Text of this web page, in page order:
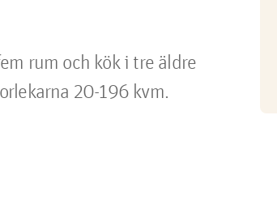
rum och kök i tre äldre
20-196 kvm.